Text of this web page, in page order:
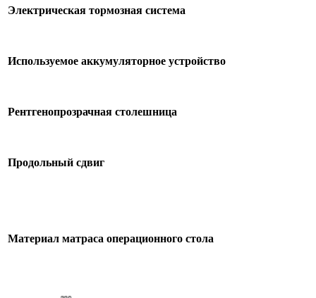
Электрическая тормозная система
Используемое аккумуляторное устройство
Рентгенопрозрачная столешница
Продольный сдвиг
Материал матраса операционного стола